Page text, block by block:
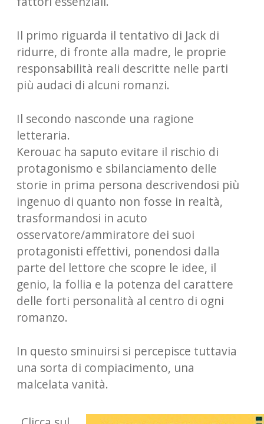
Il primo riguarda il tentativo di Jack di
ridurre, di fronte alla madre, le proprie
responsabilità reali descritte nelle parti
più audaci di alcuni romanzi.
Il secondo nasconde una ragione
letteraria.
Kerouac ha saputo evitare il rischio di
protagonismo e sbilanciamento delle
storie in prima persona descrivendosi più
ingenuo di quanto non fosse in realtà,
trasformandosi in acuto
osservatore/ammiratore dei suoi
protagonisti effettivi, ponendosi dalla
parte del lettore che scopre le idee, il
genio, la follia e la potenza del carattere
delle forti personalità al centro di ogni
romanzo.
In questo sminuirsi si percepisce tuttavia
una sorta di compiacimento, una
malcelata vanità.